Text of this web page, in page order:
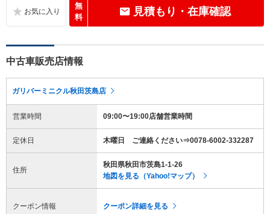
無
料
見積もり・在庫確認
中古車販売店情報
ガリバーミニクル秋田茨島店
営業時間 09:00〜19:00店舗営業時間
定休日 木曜日 ご連絡ください⇒0078-6002-332287
住所
秋田県秋田市茨島1-1-26
地図を見る（Yahoo!マップ）
クーポン情報 クーポン詳細を見る